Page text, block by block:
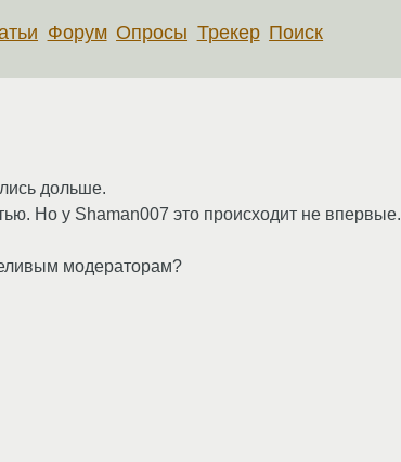
Форум Опросы Трекер Поиск
дольше.
Но у Shaman007 это происходит не впервые.
модераторам?